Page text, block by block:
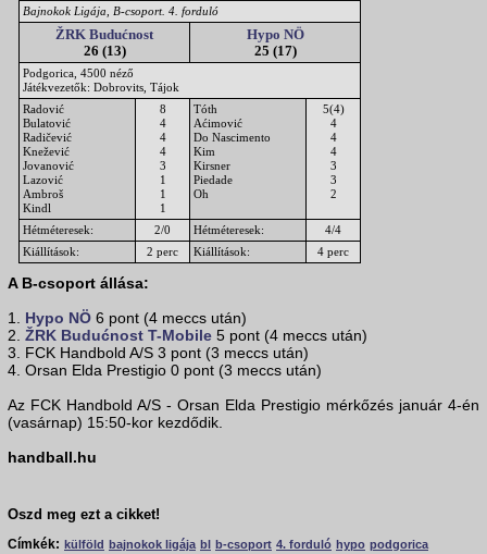
Bajnokok Ligája, B-csoport. 4. forduló
ŽRK Budućnost
26 (13)
Hypo NÖ
25 (17)
Podgorica, 4500 néző
Játékvezetők: Dobrovits, Tájok
Radović
Bulatović
Radičević
Knežević
Jovanović
Lazović
Ambroš
Kindl
8
4
4
4
3
1
1
1
Tóth
Aćimović
Do Nascimento
Kim
Kirsner
Piedade
Oh
5(4)
4
4
4
3
3
2
Hétméteresek: 2/0 Hétméteresek:
4/4
Kiállítások:
2 perc Kiállítások: 4 perc
A B-csoport állása:
1. Hypo NÖ 6 pont (4 meccs után)
2. ŽRK Budućnost T-Mobile 5 pont (4 meccs után)
3. FCK Handbold A/S 3 pont (3 meccs után)
4. Orsan Elda Prestigio 0 pont (3 meccs után)
Az FCK Handbold A/S - Orsan Elda Prestigio mérkőzés január 4-én
(vasárnap) 15:50-kor kezdődik.
handball.hu
Oszd meg ezt a cikket!
Címkék: külföld bajnokok ligája bl b-csoport 4. forduló hypo podgorica